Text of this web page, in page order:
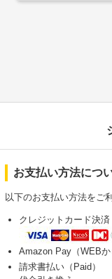
お支払い方法につ
以下のお支払い方法をご
クレジットカード決済
Amazon Pay（WEBか
請求書払い（Paid）